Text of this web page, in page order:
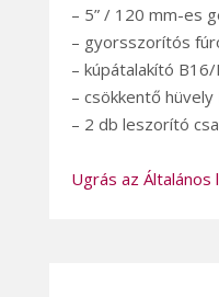
– 5” / 120 mm-es
– gyorsszorítós
– kúpátalakító
– csökkentő
– 2 db leszorító
Ugrás az